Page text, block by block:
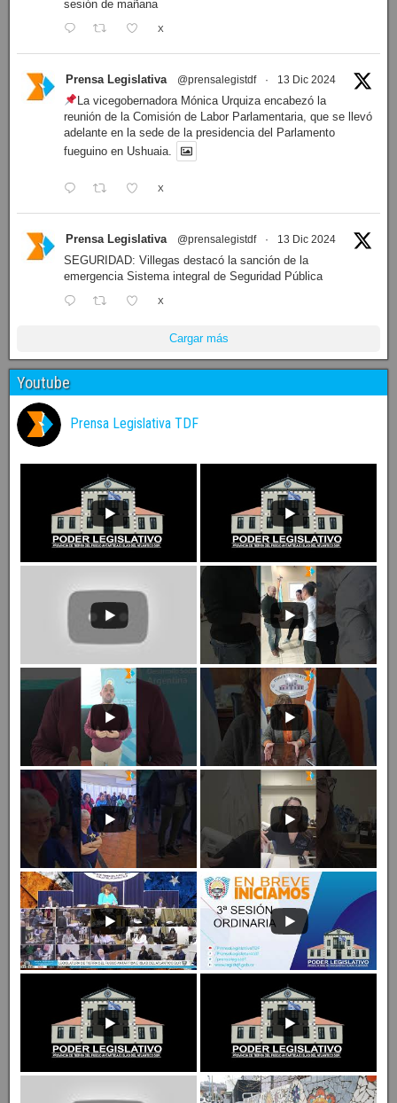
sesión de mañana
X
Prensa Legislativa @prensalegistdf · 13 Dic 2024
La vicegobernadora Mónica Urquiza encabezó la
reunión de la Comisión de Labor Parlamentaria, que se llevó
adelante en la sede de la presidencia del Parlamento
fueguino en Ushuaia.
X
Prensa Legislativa @prensalegistdf · 13 Dic 2024
SEGURIDAD: Villegas destacó la sanción de la
emergencia Sistema integral de Seguridad Pública
X
Cargar más
Youtube
Prensa Legislativa TDF